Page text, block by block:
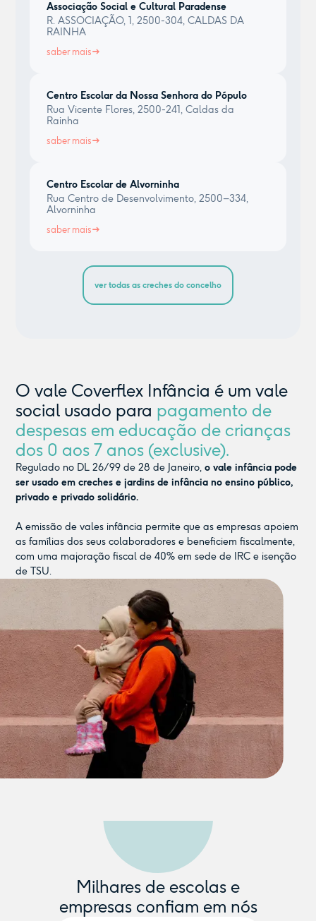
Associação Social e Cultural Paradense
R. ASSOCIAÇÃO, 1, 2500-304, CALDAS DA
RAINHA
saber mais
Centro Escolar da Nossa Senhora do Pópulo
Rua Vicente Flores, 2500-241, Caldas da
Rainha
saber mais
Centro Escolar de Alvorninha
Rua Centro de Desenvolvimento, 2500–334,
Alvorninha
saber mais
ver todas as creches do concelho
O vale Coverflex Infância é um vale
social usado para pagamento de
despesas em educação de crianças
dos 0 aos 7 anos (exclusive).
Regulado no DL 26/99 de 28 de Janeiro,o vale infância pode
ser usado em creches e jardins de infância no ensino público,
privado e privado solidário.
A emissão de vales infância permite que as empresas apoiem
as famílias dos seus colaboradores e beneficiem fiscalmente,
com uma majoração fiscal de 40% em sede de IRC e isenção
de TSU.
Milhares de escolas e
empresas confiam em nós